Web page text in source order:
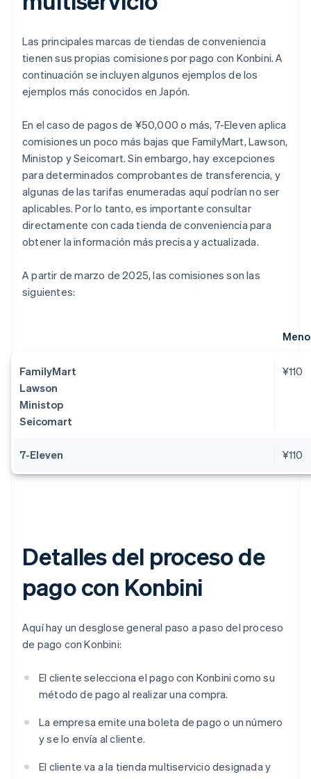
Las principales marcas de tiendas de conveniencia
tienen sus propias comisiones por pago con Konbini. A
continuación se incluyen algunos ejemplos de los
ejemplos más conocidos en Japón.
En el caso de pagos de ¥50,000 o más, 7-Eleven aplica
comisiones un poco más bajas que FamilyMart, Lawson,
Ministop y Seicomart. Sin embargo, hay excepciones
para determinados comprobantes de transferencia, y
algunas de las tarifas enumeradas aquí podrían no ser
aplicables. Por lo tanto, es importante consultar
directamente con cada tienda de conveniencia para
obtener la información más precisa y actualizada.
A partir de marzo de 2025, las comisiones son las
siguientes:
FamilyMart
Lawson
Ministop
Seicomart
¥110
7-Eleven ¥110
Detalles del proceso de
pago con Konbini
Aquí hay un desglose general paso a paso del proceso
de pago con Konbini:
El cliente selecciona el pago con Konbini como su
método de pago al realizar una compra.
La empresa emite una boleta de pago o un número
y se lo envía al cliente.
El cliente va a la tienda multiservicio designada y